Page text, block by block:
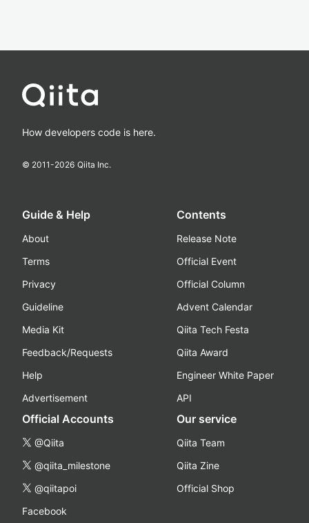
How developers code is here.
© 2011-2026 Qiita Inc.
Guide & Help
About
Terms
Privacy
Guideline
Media Kit
Feedback/Requests
Help
Advertisement
Contents
Release Note
Official Event
Official Column
Advent Calendar
Qiita Tech Festa
Qiita Award
Engineer White Paper
API
Official Accounts
@Qiita
@qiita_milestone
@qiitapoi
Facebook
Our service
Qiita Team
Qiita Zine
Official Shop